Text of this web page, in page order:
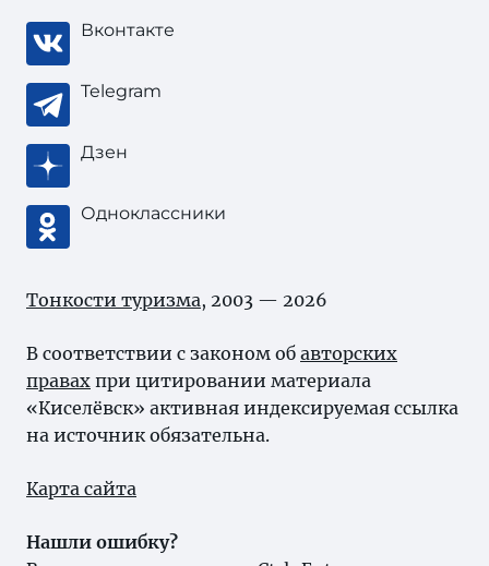
Вконтакте
Telegram
Дзен
Одноклассники
Тонкости туризма, 2003 — 2026
В соответствии с законом об авторских
правах при цитировании материала
«Киселёвск» активная индексируемая ссылка
на источник обязательна.
Карта сайта
Нашли ошибку?